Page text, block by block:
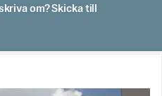
om? Skicka till